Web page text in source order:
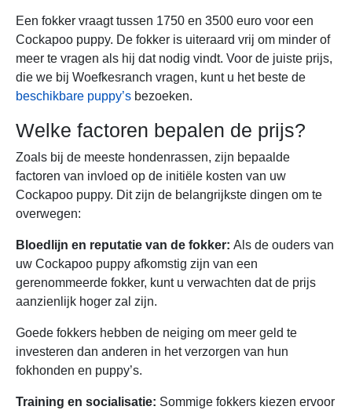
Een fokker vraagt tussen 1750 en 3500 euro voor een
Cockapoo puppy. De fokker is uiteraard vrij om minder of
meer te vragen als hij dat nodig vindt. Voor de juiste prijs,
die we bij Woefkesranch vragen, kunt u het beste de
beschikbare puppy’s bezoeken.
Welke factoren bepalen de prijs?
Zoals bij de meeste hondenrassen, zijn bepaalde
factoren van invloed op de initiële kosten van uw
Cockapoo puppy. Dit zijn de belangrijkste dingen om te
overwegen:
Bloedlijn en reputatie van de fokker: Als de ouders van
uw Cockapoo puppy afkomstig zijn van een
gerenommeerde fokker, kunt u verwachten dat de prijs
aanzienlijk hoger zal zijn.
Goede fokkers hebben de neiging om meer geld te
investeren dan anderen in het verzorgen van hun
fokhonden en puppy’s.
Training en socialisatie: Sommige fokkers kiezen ervoor